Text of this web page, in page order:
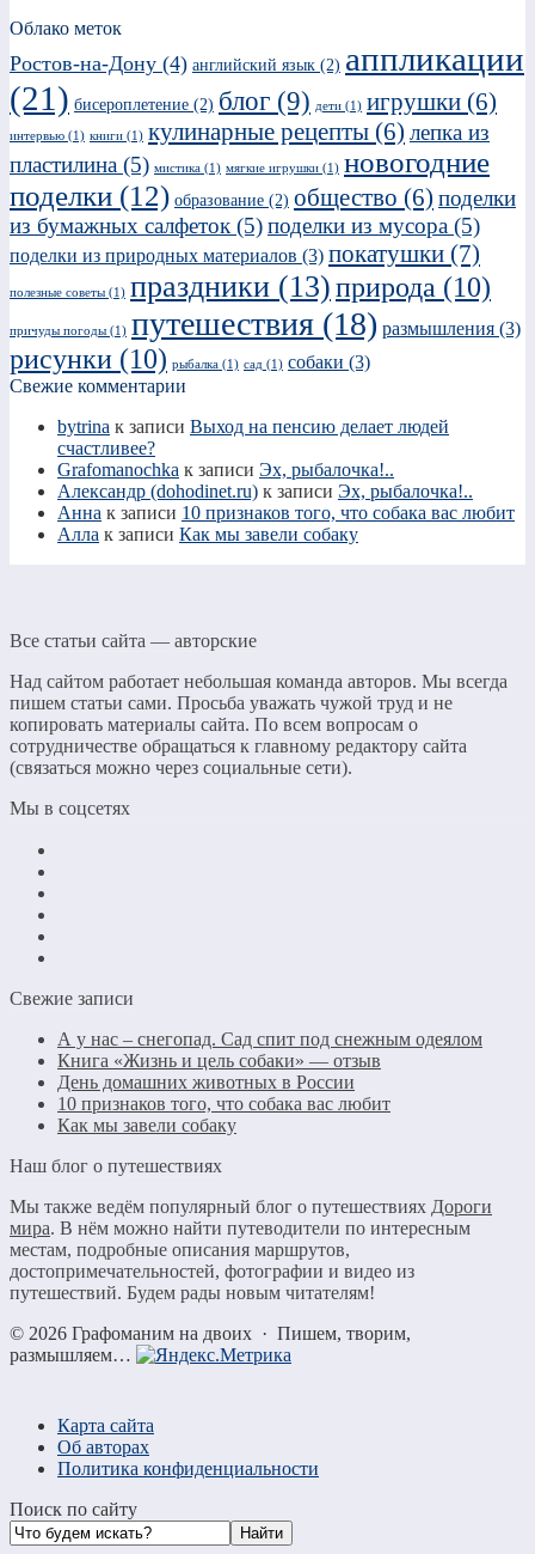
Облако меток
Ростов-на-Дону (4) английский язык (2) аппликации
(21) бисероплетение (2) блог (9) дети (1) игрушки (6)
интервью (1) книги (1) кулинарные рецепты (6) лепка из
пластилина (5) мистика (1) мягкие игрушки (1) новогодние
поделки (12) образование (2) общество (6) поделки
из бумажных салфеток(5)поделки из мусора (5)
поделки из природных материалов (3) покатушки (7)
полезные советы (1) праздники (13)природа (10)
причуды погоды (1) путешествия (18) размышления (3)
рисунки (10) рыбалка (1) сад (1) собаки (3)
Свежие комментарии
bytrina к записи Выход на пенсию делает людей
счастливее?
Grafomanochka к записи Эх, рыбалочка!..
Александр (dohodinet.ru) к записи Эх, рыбалочка!..
Анна к записи 10 признаков того, что собака вас любит
Алла к записи Как мы завели собаку
Все статьи сайта — авторские
Над сайтом работает небольшая команда авторов. Мы всегда
пишем статьи сами. Просьба уважать чужой труд и не
копировать материалы сайта. По всем вопросам о
сотрудничестве обращаться к главному редактору сайта
(связаться можно через социальные сети).
Мы в соцсетях
Свежие записи
А у нас – снегопад. Сад спит под снежным одеялом
Книга «Жизнь и цель собаки» — отзыв
День домашних животных в России
10 признаков того, что собака вас любит
Как мы завели собаку
Наш блог о путешествиях
Мы также ведём популярный блог о путешествиях Дороги
мира. В нём можно найти путеводители по интересным
местам, подробные описания маршрутов,
достопримечательностей, фотографии и видео из
путешествий. Будем рады новым читателям!
© 2026 Графоманим на двоих · Пишем, творим,
размышляем…
Карта сайта
Об авторах
Политика конфиденциальности
Поиск по сайту